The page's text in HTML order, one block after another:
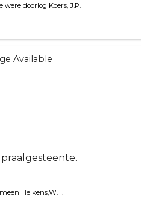
wereldoorlog Koers, J.P.
Heikens,W.T.